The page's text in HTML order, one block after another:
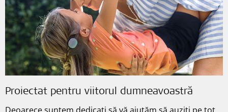
Proiectat pentru viitorul dumneavoastră
Deoarece suntem dedicați să vă ajutăm să auziți pe tot